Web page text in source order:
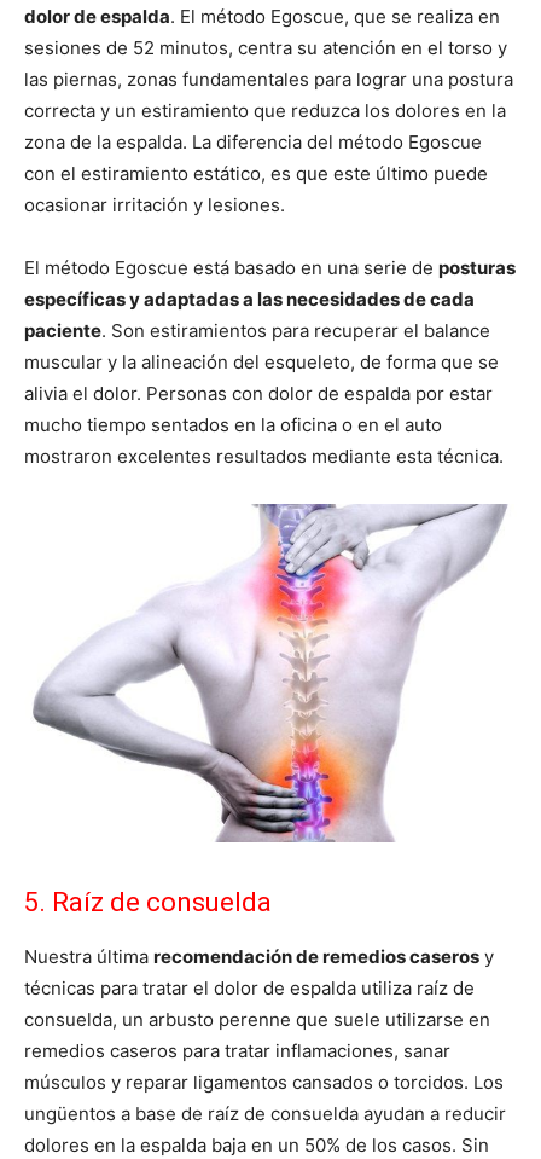
dolor de espalda. El método Egoscue, que se realiza en
sesiones de 52 minutos, centra su atención en el torso y
las piernas, zonas fundamentales para lograr una postura
correcta y un estiramiento que reduzca los dolores en la
zona de la espalda. La diferencia del método Egoscue
con el estiramiento estático, es que este último puede
ocasionar irritación y lesiones.
El método Egoscue está basado en una serie de posturas
específicas y adaptadas a las necesidades de cada
paciente. Son estiramientos para recuperar el balance
muscular y la alineación del esqueleto, de forma que se
alivia el dolor. Personas con dolor de espalda por estar
mucho tiempo sentados en la oficina o en el auto
mostraron excelentes resultados mediante esta técnica.
5. Raíz de consuelda
Nuestra última recomendación de remedios caseros y
técnicas para tratar el dolor de espalda utiliza raíz de
consuelda, un arbusto perenne que suele utilizarse en
remedios caseros para tratar inflamaciones, sanar
músculos y reparar ligamentos cansados o torcidos. Los
ungüentos a base de raíz de consuelda ayudan a reducir
dolores en la espalda baja en un 50% de los casos. Sin